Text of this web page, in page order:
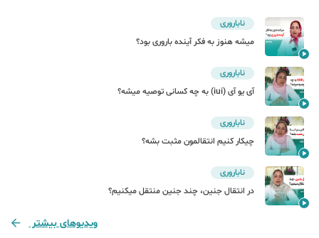
ناباروری
میشه هنوز به فکر آینده باروری بود؟
ناباروری
آی یو آی (iui) به چه کسانی توصیه میشه؟
ناباروری
چیکار کنیم انتقالمون مثبت بشه؟
ناباروری
در انتقال جنین، چند جنین منتقل میکنیم؟
ویدیو‌های بیشتر